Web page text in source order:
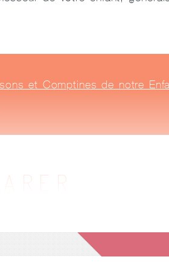
et Comptines de notre